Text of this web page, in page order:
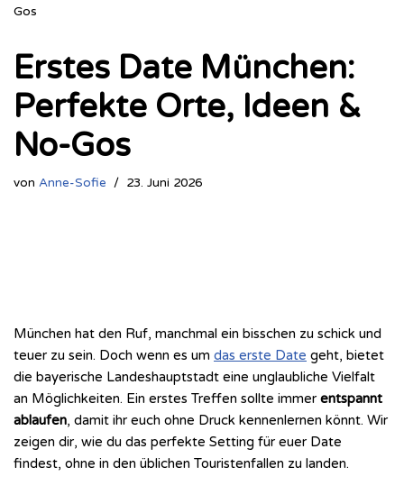
Gos
Erstes Date München:
Perfekte Orte, Ideen &
No-Gos
von Anne-Sofie 23. Juni 2026
München hat den Ruf, manchmal ein bisschen zu schick und
teuer zu sein. Doch wenn es um das erste Date geht, bietet
die bayerische Landeshauptstadt eine unglaubliche Vielfalt
an Möglichkeiten. Ein erstes Treffen sollte immer entspannt
ablaufen, damit ihr euch ohne Druck kennenlernen könnt. Wir
zeigen dir, wie du das perfekte Setting für euer Date
findest, ohne in den üblichen Touristenfallen zu landen.